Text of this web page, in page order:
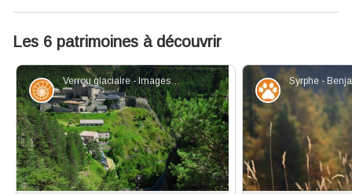
Les 6 patrimoines à découvrir
Verrou glaciaire - Images et Rêves
Géologie Faune